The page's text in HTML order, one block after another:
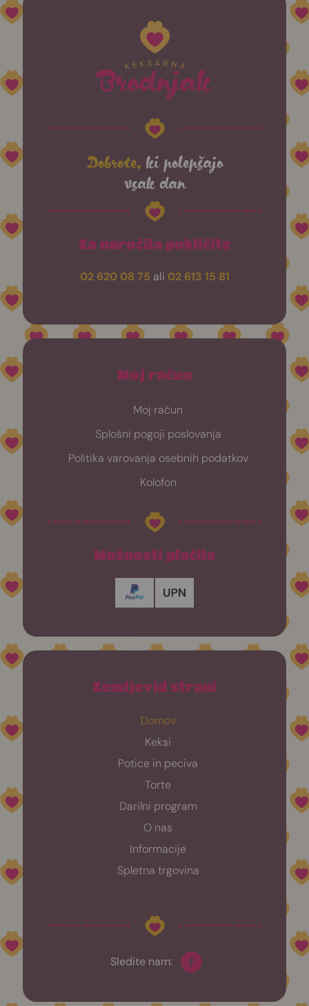
Dobrote, ki polepšajo
vsak dan
02 620 08 75 ali 02 613 15 81
Za naročila pokličite
Zemljevid strani
Sledite nam:
Domov
Keksi
Potice in peciva
Torte
Darilni program
O nas
Informacije
Spletna trgovina
Moj račun
Moj račun
Splošni pogoji poslovanja
Politika varovanja osebnih podatkov
Kolofon
Možnosti plačila